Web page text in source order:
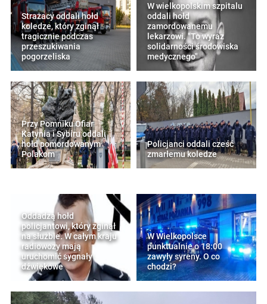
Strażacy oddali hołd
koledze, który zginął
tragicznie podczas
przeszukiwania
pogorzeliska
W wielkopolskim szpitalu
oddali hołd
zamordowanemu
lekarzowi. "To wyraz
solidarności środowiska
medycznego"
Przy Pomniku Ofiar
Katynia i Sybiru oddali
hołd pomordowanym
Polakom
Policjanci oddali cześć
zmarłemu koledze
Oddadzą hołd
policjantowi, który zginął
na służbie. W całym kraju
radiowozy mają
uruchomić sygnały
dźwiękowe
W Wielkopolsce
punktualnie o 18:00
zawyły syreny. O co
chodzi?